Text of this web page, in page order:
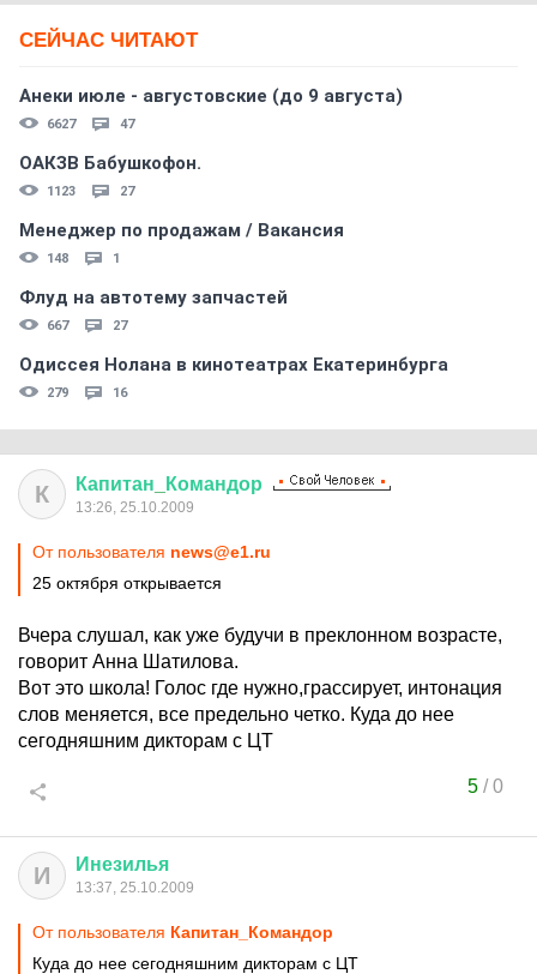
СЕЙЧАС ЧИТАЮТ
Анеки июле - августовские (до 9 августа)
6627 47
ОАКЗВ Бабушкофон.
1123 27
Менеджер по продажам / Вакансия
148 1
Флуд на автотему запчастей
667 27
Одиссея Нолана в кинотеатрах Екатеринбурга
279 16
К Капитан Командор
13:26, 25.10.2009
От пользователя news@e1.ru
25 октября открывается
Вчера слушал, как уже будучи в преклонном возрасте,
говорит Анна Шатилова.
Вот это школа! Голос где нужно,грассирует, интонация
слов меняется, все предельно четко. Куда до нее
сегодняшним дикторам с ЦТ
5/0
И Инезилья
13:37, 25.10.2009
От пользователя Капитан_Командор
Куда до нее сегодняшним дикторам с ЦТ